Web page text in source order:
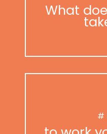
What
#